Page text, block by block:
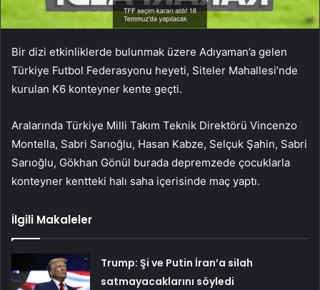
Bir dizi etkinliklerde bulunmak üzere Adıyaman’a gelen
Türkiye Futbol Federasyonu heyeti, Siteler Mahallesi’nde
kurulan K6 konteyner kente geçti.
Aralarında Türkiye Milli Takım Teknik Direktörü Vincenzo
Montella, Sabri Sarıoğlu, Hasan Kabze, Selçuk Şahin, Sabri
Sarıoğlu, Gökhan Gönül burada depremzede çocuklarla
konteyner kentteki halı saha içerisinde maç yaptı.
İlgili Makaleler
Trump: Şi ve Putin İran’a silah
satmayacaklarını söyledi